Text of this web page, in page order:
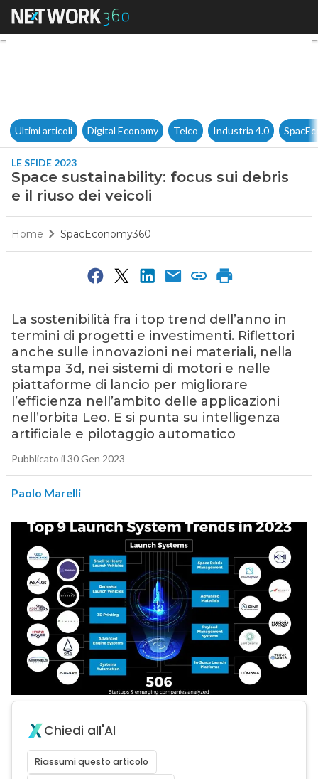
Space sustainability: focus
Ultimi articoli Digital Economy Telco Industria 4.0
LE SFIDE 2023
Space sustainability: focus sui debris
e il riuso dei veicoli
Home SpacEconomy360
La sostenibilità fra i top trend dell’anno in
termini di progetti e investimenti. Riflettori
anche sulle innovazioni nei materiali, nella
stampa 3d, nei sistemi di motori e nelle
piattaforme di lancio per migliorare
l’efficienza nell’ambito delle applicazioni
nell’orbita Leo. E si punta su intelligenza
artificiale e pilotaggio automatico
Pubblicato il 30 Gen 2023
Paolo Marelli
Chiedi all'AI
Riassumi questo articolo